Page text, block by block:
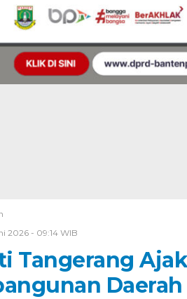
2026 - 09:14 WIB
Tangerang
Daerah